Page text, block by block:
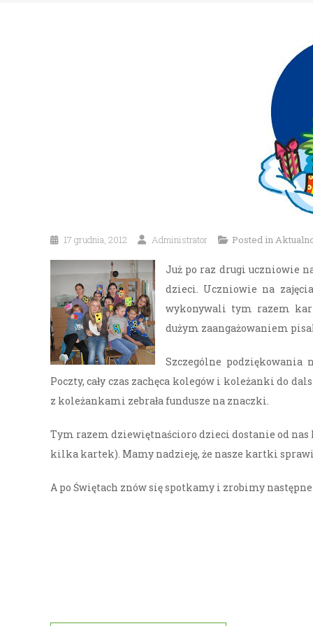
17 grudnia, 2012 Administrator Posted in
Już po raz drugi uczniowie
dzieci. Uczniowie na
wykonywali tym razem
dużym zaangażowaniem
Szczególne podziękowania
Poczty, cały czas zachęca kolegów i koleżanki do
z koleżankami zebrała fundusze na znaczki.
Tym razem dziewiętnaścioro dzieci dostanie od
kilka kartek). Mamy nadzieję, że nasze kartki
A po Świętach znów się spotkamy i zrobimy